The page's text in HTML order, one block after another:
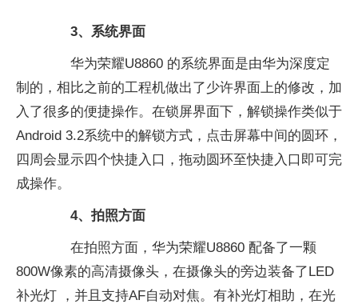
3、系统界面
华为荣耀U8860 的系统界面是由华为深度定
制的，相比之前的工程机做出了少许界面上的修改，加
入了很多的便捷操作。在锁屏界面下，解锁操作类似于
Android 3.2系统中的解锁方式，点击屏幕中间的圆环，
四周会显示四个快捷入口，拖动圆环至快捷入口即可完
成操作。
4、拍照方面
在拍照方面，华为荣耀U8860 配备了一颗
800W像素的高清摄像头，在摄像头的旁边装备了LED
补光灯 ，并且支持AF自动对焦。有补光灯相助，在光